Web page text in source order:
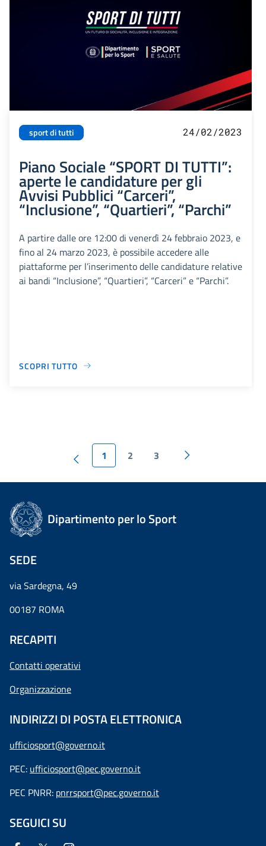
sport di tutti 24/02/2023
Piano Sociale “SPORT DI TUTTI”:
aperte le candidature per gli
Avvisi Pubblici “Carceri”,
“Inclusione”, “Quartieri”, “Parchi”
A partire dalle ore 12:00 di venerdì 24 febbraio 2023, e
fino al 24 marzo 2023, è possibile accedere alle
piattaforme per l’inserimento delle candidature relative
ai bandi “Inclusione”, “Quartieri”, “Carceri” e “Parchi”.
SCOPRI TUTTO
1 2 3
Dipartimento per lo Sport
SEDE
via Sardegna, 49
00187 ROMA
RECAPITI
Contatti operativi
Organizzazione
INDIRIZZI DI POSTA ELETTRONICA
ufficiosport@governo.it
PEC: ufficiosport@pec.governo.it
PEC PNRR: pnrrsport@pec.governo.it
SEGUICI SU